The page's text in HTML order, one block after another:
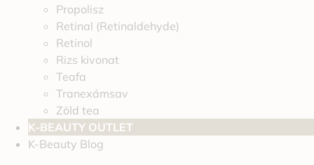
Propolisz
Retinal (Retinaldehyde)
Retinol
Rizs kivonat
Teafa
Tranexámsav
Zöld tea
K-BEAUTY OUTLET
K-Beauty Blog